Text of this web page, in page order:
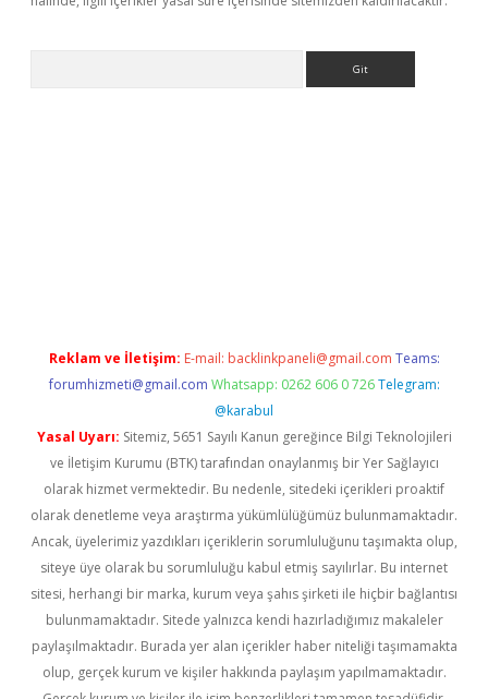
Reklam ve İletişim: E-mail: backlinkpaneli@gmail.com Teams:
forumhizmeti@gmail.com Whatsapp: 0262 606 0 726 Telegram:
@karabul
Yasal Uyarı: Sitemiz, 5651 Sayılı Kanun gereğince Bilgi Teknolojileri
ve İletişim Kurumu (BTK) tarafından onaylanmış bir Yer Sağlayıcı
olarak hizmet vermektedir. Bu nedenle, sitedeki içerikleri proaktif
olarak denetleme veya araştırma yükümlülüğümüz bulunmamaktadır.
Ancak, üyelerimiz yazdıkları içeriklerin sorumluluğunu taşımakta olup,
siteye üye olarak bu sorumluluğu kabul etmiş sayılırlar. Bu internet
sitesi, herhangi bir marka, kurum veya şahıs şirketi ile hiçbir bağlantısı
bulunmamaktadır. Sitede yalnızca kendi hazırladığımız makaleler
paylaşılmaktadır. Burada yer alan içerikler haber niteliği taşımamakta
olup, gerçek kurum ve kişiler hakkında paylaşım yapılmamaktadır.